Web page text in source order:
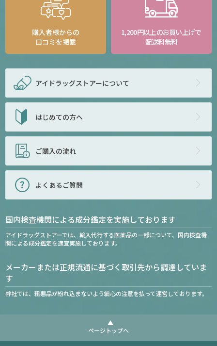
購入者様からの
口コミを掲載
1,200円以上のお買い上げで
配送料無料
アイドラッグストアーについて
はじめての方へ
ご購入の流れ
よくあるご質問
国内検査機関による成分鑑定を実施しております
アイドラッグストアーでは、輸入代行する医薬品の一部について、国内検査機
関による成分鑑定を適宜実施しております。
メーカーまたは正規流通に基づく取引先から調達していま
す
弊社では、粗悪品が紛れ込まないよう細心の注意を払って運営しております。
ページトップへ